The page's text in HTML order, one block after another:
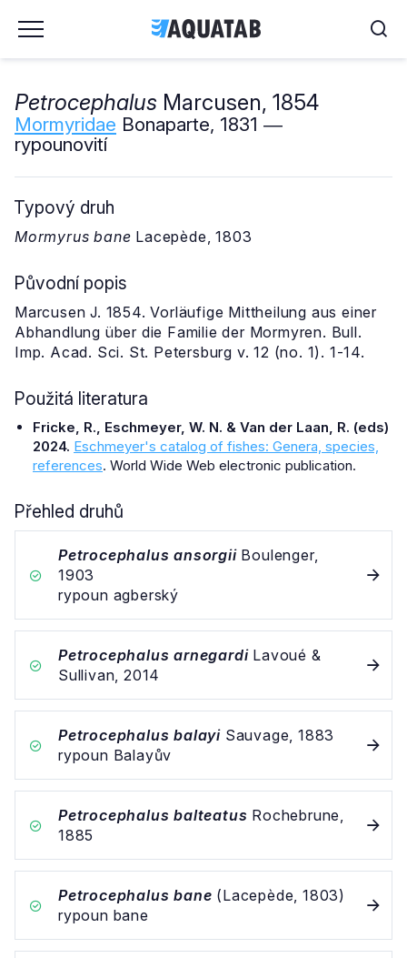
Petrocephalus Marcusen, 1854
Mormyridae Bonaparte, 1831 ―
rypounovití
Typový druh
Mormyrus bane Lacepède, 1803
Původní popis
Marcusen J. 1854. Vorläufige Mittheilung aus einer
Abhandlung über die Familie der Mormyren. Bull.
Imp. Acad. Sci. St. Petersburg v. 12 (no. 1). 1-14.
Použitá literatura
Fricke, R., Eschmeyer, W. N. & Van der Laan, R. (eds)
2024. Eschmeyer's catalog of fishes: Genera, species,
references. World Wide Web electronic publication.
Přehled druhů
Petrocephalus ansorgiiBoulenger,
1903
rypoun agberský
Petrocephalus arnegardiLavoué &
Sullivan, 2014
Petrocephalus balayi Sauvage, 1883
rypoun Balayův
Petrocephalus balteatus Rochebrune,
1885
Petrocephalus bane (Lacepède, 1803)
rypoun bane